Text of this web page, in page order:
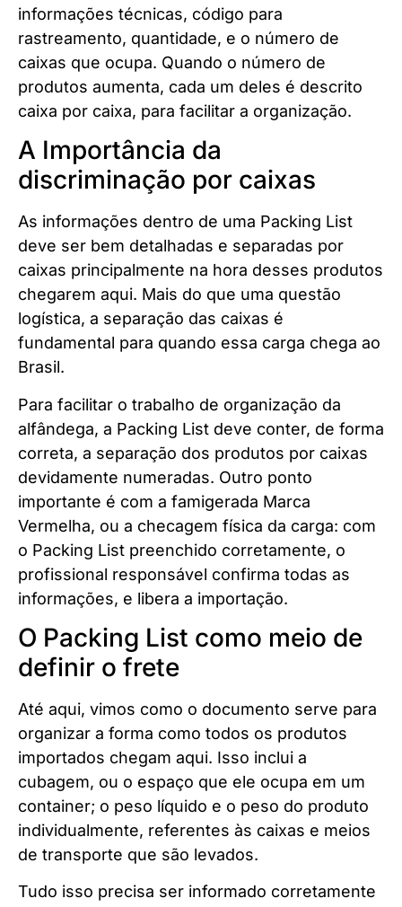
informações técnicas, código para
rastreamento, quantidade, e o número de
caixas que ocupa. Quando o número de
produtos aumenta, cada um deles é descrito
caixa por caixa, para facilitar a organização.
A Importância da
discriminação por caixas
As informações dentro de uma Packing List
deve ser bem detalhadas e separadas por
caixas principalmente na hora desses produtos
chegarem aqui. Mais do que uma questão
logística, a separação das caixas é
fundamental para quando essa carga chega ao
Brasil.
Para facilitar o trabalho de organização da
alfândega, a Packing List deve conter, de forma
correta, a separação dos produtos por caixas
devidamente numeradas. Outro ponto
importante é com a famigerada Marca
Vermelha, ou a checagem física da carga: com
o Packing List preenchido corretamente, o
profissional responsável confirma todas as
informações, e libera a importação.
O Packing List como meio de
definir o frete
Até aqui, vimos como o documento serve para
organizar a forma como todos os produtos
importados chegam aqui. Isso inclui a
cubagem, ou o espaço que ele ocupa em um
container; o peso líquido e o peso do produto
individualmente, referentes às caixas e meios
de transporte que são levados.
Tudo isso precisa ser informado corretamente